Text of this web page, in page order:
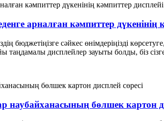
арналған кәмпиттер дүкенінің
бюджетіңізге сәйкес өнімдеріңізді
дисплейлер зауыты болды, біз
наубайханасының бөлшек картон